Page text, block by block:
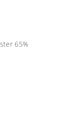
65%